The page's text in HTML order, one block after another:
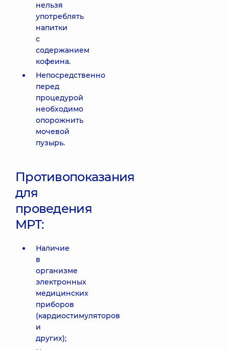
нельзя
употреблять
напитки
с
содержанием
кофеина.
Непосредственно
перед
процедурой
необходимо
опорожнить
мочевой
пузырь.
Противопоказания
для
проведения
МРТ:
Наличие
в
организме
электронных
медицинских
приборов
(кардиостимуляторов
и
других);